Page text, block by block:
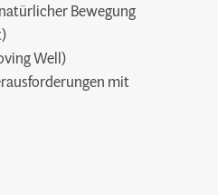
Bewegung
Well)
mit